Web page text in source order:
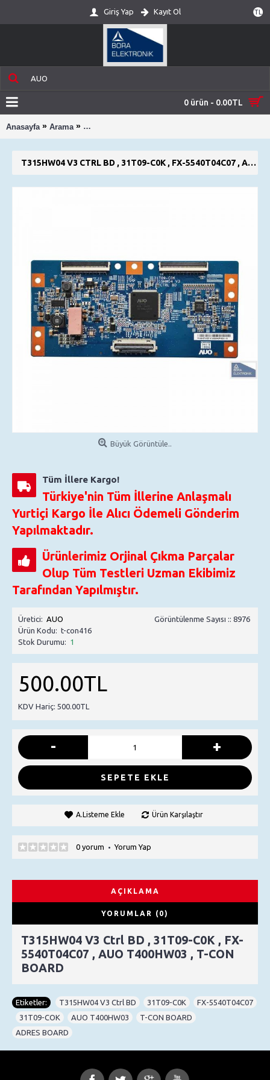
TL
Giriş Yap Kayıt Ol
0 ürün - 0.00TL
Anasayfa » Arama » T315HW04 V3 Ctrl BD , 31T09-C0K , FX-
T315HW04 V3 CTRL BD , 31T09-C0K , FX-5540T04C07 , AUO T400HW03 , T-CON BOARD
Büyük Görüntüle..
Tüm İllere Kargo!
Türkiye'nin Tüm İllerine Anlaşmalı
Yurtiçi Kargo İle Alıcı Ödemeli Gönderim
Yapılmaktadır.
Ürünlerimiz Orjinal Çıkma Parçalar
Olup Tüm Testleri Uzman Ekibimiz
Tarafından Yapılmıştır.
Görüntülenme Sayısı :: 8976
Üretici: AUO
Ürün Kodu: t-con416
Stok Durumu: 1
500.00TL
KDV Hariç: 500.00TL
- +
SEPETE EKLE
A.Listeme Ekle Ürün Karşılaştır
0 yorum •Yorum Yap
AÇIKLAMA
YORUMLAR (0)
T315HW04 V3 Ctrl BD , 31T09-C0K , FX-
5540T04C07 , AUO T400HW03 , T-CON
BOARD
Etiketler: T315HW04 V3 Ctrl BD 31T09-C0K
FX-5540T04C07
31T09-COK AUO T400HW03 T-CON BOARD
ADRES BOARD